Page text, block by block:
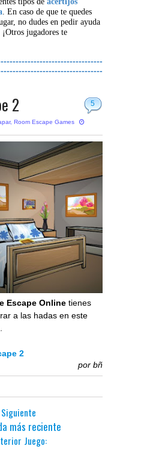
. En caso de que te quedes
no dudes en pedir ayuda
jugadores te
5
2
, Room Escape Games
Escape Online tienes
a las hadas en este
2
por bñ
Siguiente
más reciente
Juego: